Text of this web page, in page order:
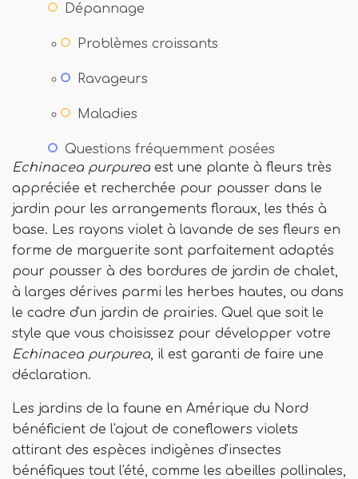
Dépannage
Problèmes croissants
Ravageurs
Maladies
Questions fréquemment posées
Echinacea purpurea est une plante à fleurs très
appréciée et recherchée pour pousser dans le
jardin pour les arrangements floraux, les thés à
base. Les rayons violet à lavande de ses fleurs en
forme de marguerite sont parfaitement adaptés
pour pousser à des bordures de jardin de chalet,
à larges dérives parmi les herbes hautes, ou dans
le cadre d'un jardin de prairies. Quel que soit le
style que vous choisissez pour développer votre
Echinacea purpurea, il est garanti de faire une
déclaration.
Les jardins de la faune en Amérique du Nord
bénéficient de l'ajout de coneflowers violets
attirant des espèces indigènes d'insectes
bénéfiques tout l'été, comme les abeilles pollinales,